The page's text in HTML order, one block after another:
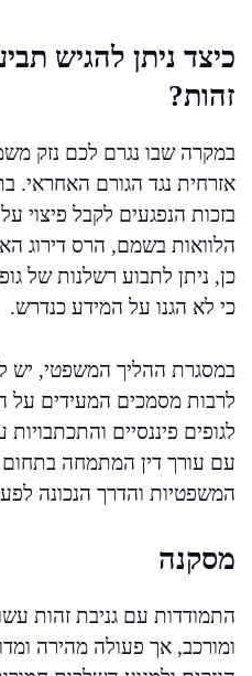
כיצד ניתן להגיש
זהות?
במקרה שבו נגרם לכם נזק
אזרחית נגד הגורם האחראי.
בזכות הנפגעים לקבל פיצוי
הלוואות בשמם, הרס דירוג
כן, ניתן לתבוע רשלנות של
כי לא הגנו על המידע כנדרש.
במסגרת ההליך המשפטי, יש
לרבות מסמכים המעידים על
לגופים פיננסיים
עם עורך דין המתמחה בתחום
המשפטיות והדרך הנכונה
מסקנה
התמודדות עם גניבת זהות
ומורכב, אך פעולה מהירה